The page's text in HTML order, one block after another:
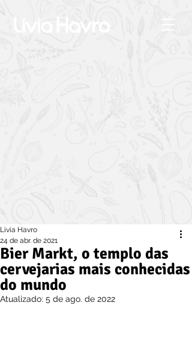
Bier Markt, o templo das
cervejarias mais conhecidas
do mundo
Livia Havro
24 de abr. de 2021
Atualizado: 5 de ago. de 2022